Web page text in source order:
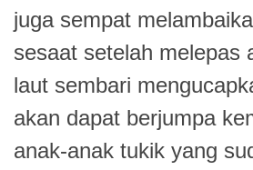
juga sempat
sesaat setelah melepas
laut sembari
akan dapat berjumpa
anak-anak tukik yang